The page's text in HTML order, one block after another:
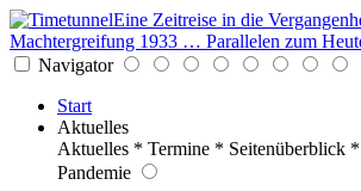
Eine Zeitreise in die
Machtergreifung 1933 … Parallelen zum
Navigator
Start
Aktuelles
Aktuelles * Termine * Seitenüberblick
Pandemie